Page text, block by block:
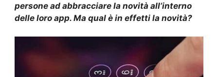
persone ad abbracciare la novità all’interno
delle loro app. Ma qual è in effetti la novità?